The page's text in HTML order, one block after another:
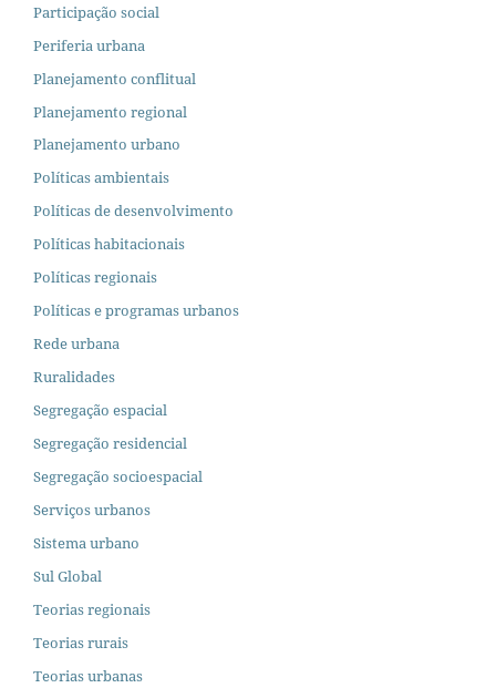
Participação social
Periferia urbana
Planejamento conflitual
Planejamento regional
Planejamento urbano
Políticas ambientais
Políticas de desenvolvimento
Políticas habitacionais
Políticas regionais
Políticas e programas urbanos
Rede urbana
Ruralidades
Segregação espacial
Segregação residencial
Segregação socioespacial
Serviços urbanos
Sistema urbano
Sul Global
Teorias regionais
Teorias rurais
Teorias urbanas